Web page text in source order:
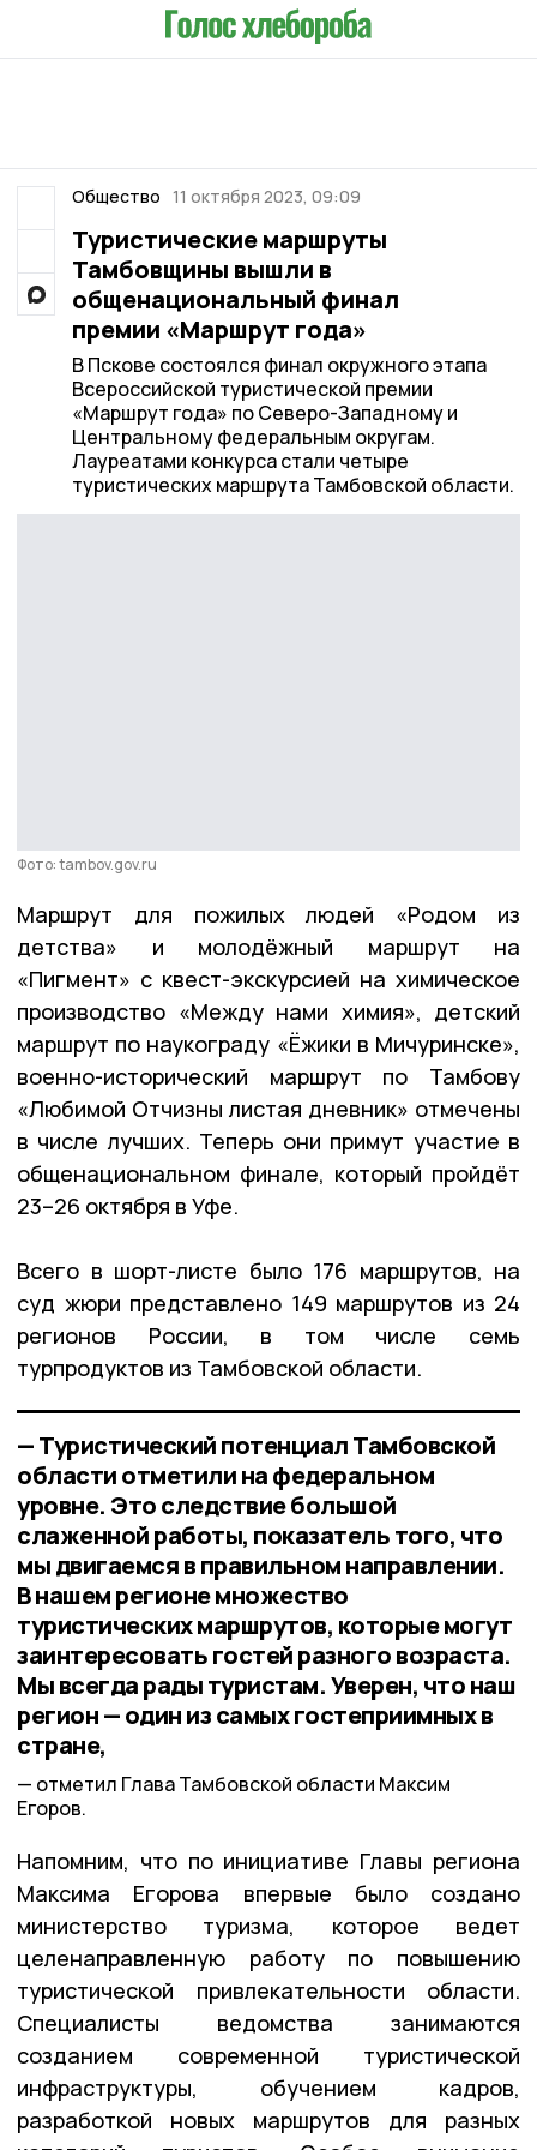
Общество 11 октября 2023, 09:09
Туристические маршруты
Тамбовщины вышли в
общенациональный финал
премии «Маршрут года»
В Пскове состоялся финал окружного этапа
Всероссийской туристической премии
«Маршрут года» по Северо-Западному и
Центральному федеральным округам.
Лауреатами конкурса стали четыре
туристических маршрута Тамбовской области.
Фото: tambov.gov.ru
Маршрут для пожилых людей «Родом из
детства» и молодёжный маршрут на
«Пигмент» с квест-экскурсией на химическое
производство «Между нами химия», детский
маршрут по наукограду «Ёжики в Мичуринске»,
военно-исторический маршрут по Тамбову
«Любимой Отчизны листая дневник» отмечены
в числе лучших. Теперь они примут участие в
общенациональном финале, который пройдёт
23–26 октября в Уфе.
Всего в шорт-листе было 176 маршрутов, на
суд жюри представлено 149 маршрутов из 24
регионов России, в том числе семь
турпродуктов из Тамбовской области.
— Туристический потенциал Тамбовской
области отметили на федеральном
уровне. Это следствие большой
слаженной работы, показатель того, что
мы двигаемся в правильном направлении.
В нашем регионе множество
туристических маршрутов, которые могут
заинтересовать гостей разного возраста.
Мы всегда рады туристам. Уверен, что наш
регион — один из самых гостеприимных в
стране,
отметил Глава Тамбовской области Максим
Егоров.
Напомним, что по инициативе Главы региона
Максима Егорова впервые было создано
министерство туризма, которое ведет
целенаправленную работу по повышению
туристической привлекательности области.
Специалисты ведомства занимаются
созданием современной туристической
инфраструктуры, обучением кадров,
разработкой новых маршрутов для разных